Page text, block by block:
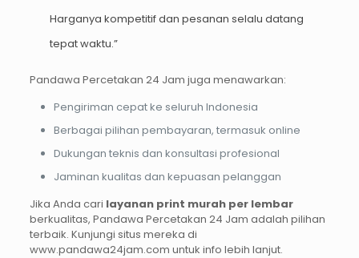
Harganya kompetitif dan pesanan selalu datang
tepat waktu.”
Pandawa Percetakan 24 Jam juga menawarkan:
Pengiriman cepat ke seluruh Indonesia
Berbagai pilihan pembayaran, termasuk online
Dukungan teknis dan konsultasi profesional
Jaminan kualitas dan kepuasan pelanggan
Jika Anda cari layanan print murah per lembar
berkualitas, Pandawa Percetakan 24 Jam adalah pilihan
terbaik. Kunjungi situs mereka di
www.pandawa24jam.com untuk info lebih lanjut.